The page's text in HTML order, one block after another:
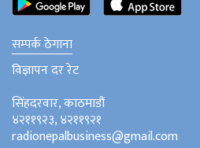
सम्पर्क ठेगाना
विज्ञापन दर रेट
सिंहदरवार, काठमाडौं
४२११९२३, ४२११९२१
radionepalbusiness@gmail.com